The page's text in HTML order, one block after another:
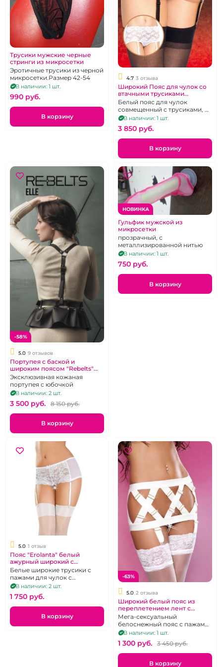
Трусики мужские черные
стринги из микросетки
Эротичные трусики из черной
микросетки.Размер 42-54
В наличии: 1 шт.
990 pуб.
В корзину
4.7 3 отзыва
Широкий Пояс для чулок со
втачными трусиками
"Соблазн"
Белый пояс для чулок
совмещенный с трусиками, р.
46-48
В наличии: 1 шт.
3 850 pуб.
В корзину
-58%
5.0 9 отзывов
Портупея с баской и
широким поясом "Rebelts"
Elle
Эксклюзивная кожаная
портупея с юбочкой
В наличии: 2 шт.
3 500 pуб. 8 150 pуб.
В корзину
НОВИНКА
Гульфик мужской из
микросетки
прозрачный, с
металлизированной нитью
В наличии: 1 шт.
750 pуб.
В корзину
5.0 1 отзыв
Пояс "Erolanta" белый
ажурный широкий с
декольте на попке
Белые широкие трусики с
пажами для чулок с
доступом, р. 46-48
В наличии: 2 шт.
1 750 pуб.
В корзину
-63%
5.0 2 отзыва
Широкий белый пояс из
переплетением лент с
пряжками "Lolitta"
Мега-сексуальный
белоснежный пояс с пажами
под чулки, р. 48-54
В наличии: 1 шт.
1 300 pуб. 3 450 pуб.
В корзину